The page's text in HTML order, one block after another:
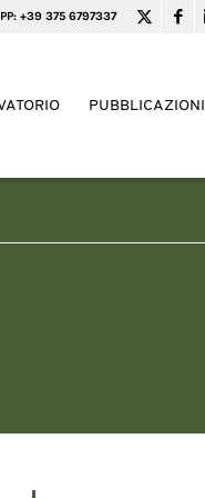
+39 375 6797337
PUBBLICAZIONI